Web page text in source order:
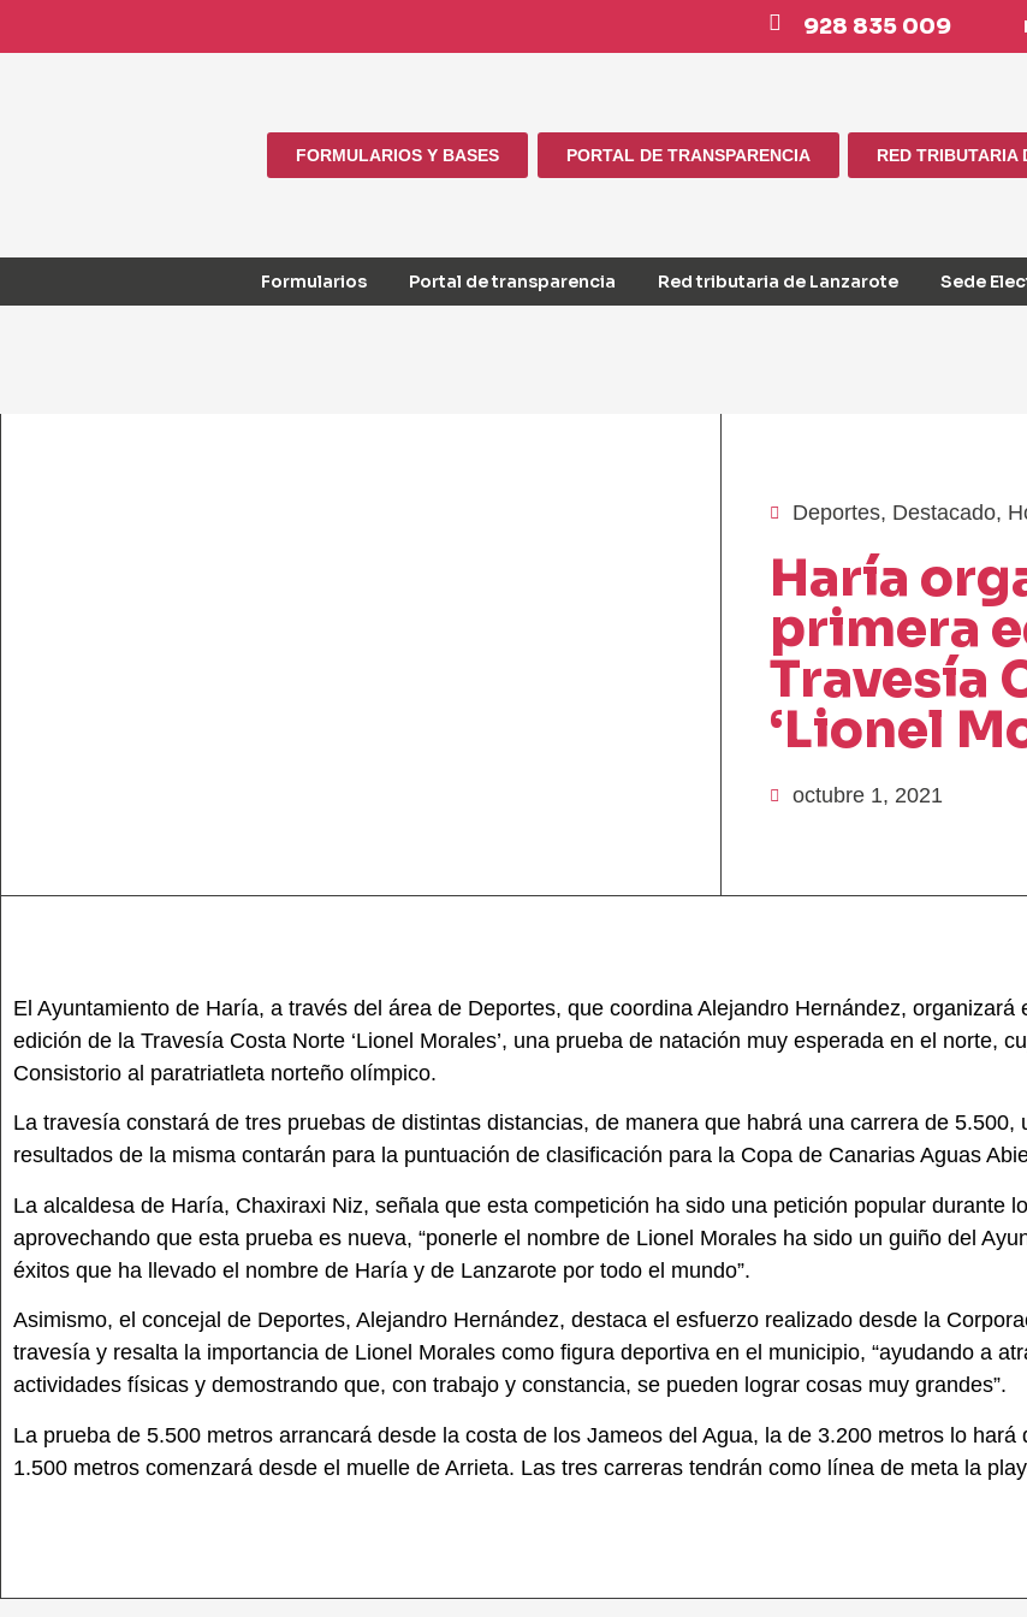
928 835 009
FORMULARIOS Y BASES PORTAL DE TRANSPARENCIA RED TRIBUTARIA
Formularios Portal de transparencia Red tributaria de Lanzarote Sede
Deportes, Destacado,
Haría
primera
Travesía
‘Lionel
octubre 1, 2021
El Ayuntamiento de Haría, a través del área de Deportes, que coordina Alejandro Hernández,
edición de la Travesía Costa Norte ‘Lionel Morales’, una prueba de natación muy esperada en el norte,
Consistorio al paratriatleta norteño olímpico.
La travesía constará de tres pruebas de distintas distancias, de manera que habrá una carrera de
resultados de la misma contarán para la puntuación de clasificación para la Copa de Canarias Aguas
La alcaldesa de Haría, Chaxiraxi Niz, señala que esta competición ha sido una petición popular durante
aprovechando que esta prueba es nueva, “ponerle el nombre de Lionel Morales ha sido un guiño del
éxitos que ha llevado el nombre de Haría y de Lanzarote por todo el mundo”.
Asimismo, el concejal de Deportes, Alejandro Hernández, destaca el esfuerzo realizado desde la
travesía y resalta la importancia de Lionel Morales como figura deportiva en el municipio, “ayudando a
actividades físicas y demostrando que, con trabajo y constancia, se pueden lograr cosas muy grandes”.
La prueba de 5.500 metros arrancará desde la costa de los Jameos del Agua, la de 3.200 metros lo
1.500 metros comenzará desde el muelle de Arrieta. Las tres carreras tendrán como línea de meta la